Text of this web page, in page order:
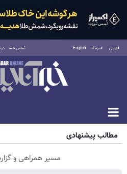
فارسی العربية English تماس با ما
شنبه ۱۷ مرداد ۱۴۰۵
مطالب پیشنهادی
مسیر همراهی و